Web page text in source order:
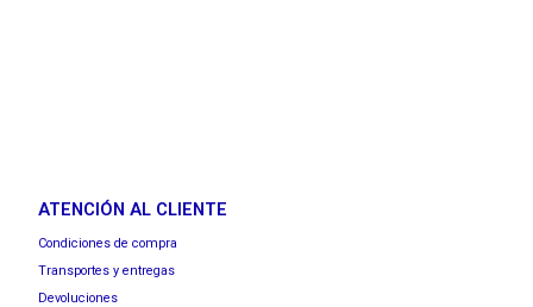
ATENCIÓN AL CLIENTE
Condiciones de compra
Transportes y entregas
Devoluciones